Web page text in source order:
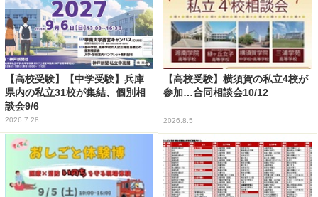
【高校受験】【中学受験】兵庫
県内の私立31校が集結、個別相
談会9/6
2026.7.28
【高校受験】横須賀の私立4校が
参加…合同相談会10/12
2026.8.5